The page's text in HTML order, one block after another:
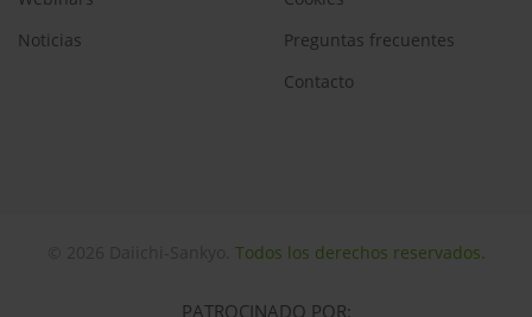
Noticias
Preguntas frecuentes
Contacto
Todos los derechos reservados.
PATROCINADO POR: